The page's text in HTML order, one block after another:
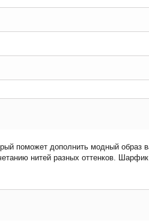
поможет дополнить модный
нитей разных оттенков.